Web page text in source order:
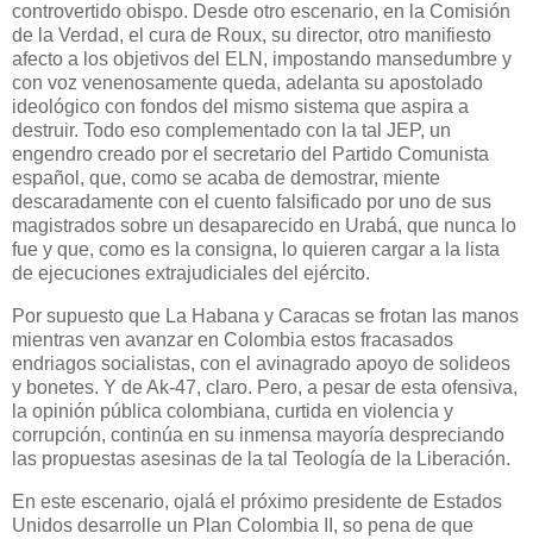
controvertido obispo. Desde otro escenario, en la Comisión
de la Verdad, el cura de Roux, su director, otro manifiesto
afecto a los objetivos del ELN, impostando mansedumbre y
con voz venenosamente queda, adelanta su apostolado
ideológico con fondos del mismo sistema que aspira a
destruir. Todo eso complementado con la tal JEP, un
engendro creado por el secretario del Partido Comunista
español, que, como se acaba de demostrar, miente
descaradamente con el cuento falsificado por uno de sus
magistrados sobre un desaparecido en Urabá, que nunca lo
fue y que, como es la consigna, lo quieren cargar a la lista
de ejecuciones extrajudiciales del ejército.
Por supuesto que La Habana y Caracas se frotan las manos
mientras ven avanzar en Colombia estos fracasados
endriagos socialistas, con el avinagrado apoyo de solideos
y bonetes. Y de Ak-47, claro. Pero, a pesar de esta ofensiva,
la opinión pública colombiana, curtida en violencia y
corrupción, continúa en su inmensa mayoría despreciando
las propuestas asesinas de la tal Teología de la Liberación.
En este escenario, ojalá el próximo presidente de Estados
Unidos desarrolle un Plan Colombia II, so pena de que